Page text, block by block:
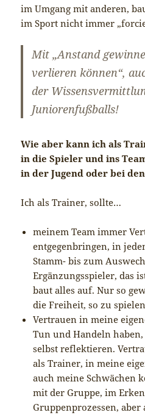
im Umgang mit anderen,
im Sport nicht immer
Mit „Anstand
verlieren können“,
der
Juniorenfußballs!
Wie aber kann ich als
in die Spieler und ins
in der Jugend oder bei
Ich als Trainer, sollte…
meinem Team immer
entgegenbringen, in
Stamm- bis zum
Ergänzungsspieler, das
baut alles auf. Nur so
die Freiheit, so zu
Vertrauen in meine
Tun und Handeln
selbst reflektieren.
als Trainer, in meine
auch meine Schwächen
mit der Gruppe, im
Gruppenprozessen,